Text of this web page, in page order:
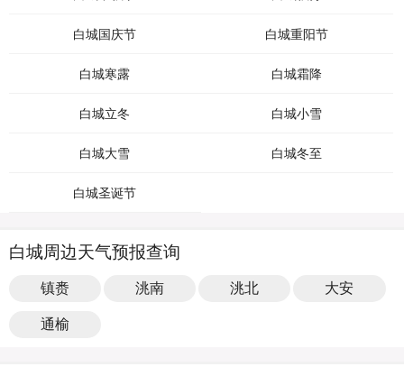
白城国庆节 白城重阳节
白城寒露 白城霜降
白城立冬 白城小雪
白城大雪 白城冬至
白城圣诞节
白城周边天气预报查询
镇赉 洮南 洮北 大安
通榆